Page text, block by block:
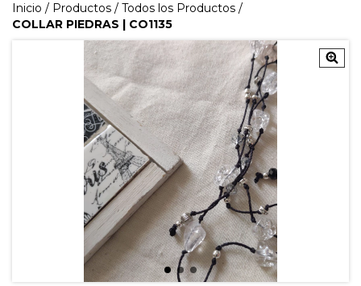
Inicio / Productos / Todos los Productos /
COLLAR PIEDRAS | CO1135